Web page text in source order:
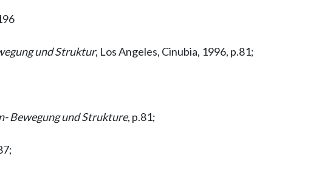
und Struktur, Los Angeles, Cinubia, 1996, p.81;
Bewegung und Strukture, p.81;